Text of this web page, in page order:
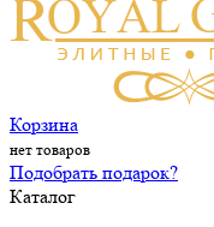
Корзина
нет товаров
Подобрать подарок?
Каталог